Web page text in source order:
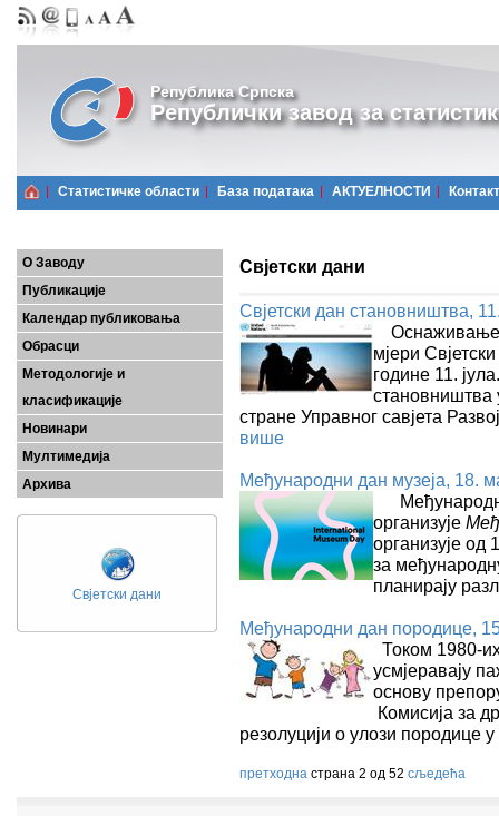
Република Српска
Републички завод за
Статистичке области Базa података АКТУЕЛНОСТИ Контакт
О Заводу
Публикације
Календар публиковања
Обрасци
Методологије и
класификације
Новинари
Мултимедија
Архива
Свјетски дани
Свјетски дани
Свјетски дан становништва,
Оснаживање
мјери
године 11.
становништва
стране Управног савјета
више
Међународни дан музеја, 18.
Међународни
организује
организује
за
планирају
Међународни дан породице,
Током 1980-
усмјеравају
основу
Комисија за
резолуцији о улози породице
претходна страна 2 од 52 сљедећа